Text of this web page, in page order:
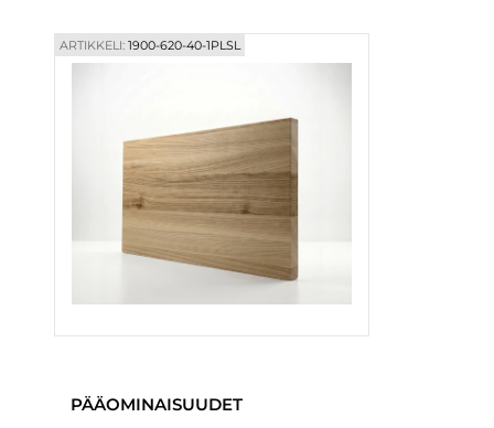
ARTIKKELI:1900-620-40-1PLSL
PÄÄOMINAISUUDET